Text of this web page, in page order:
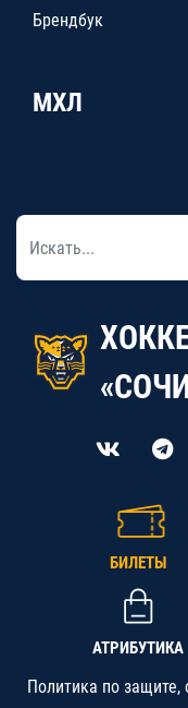
Брендбук
МХЛ
БИЛЕТЫ
АТРИБУТИКА
Политика по защите,